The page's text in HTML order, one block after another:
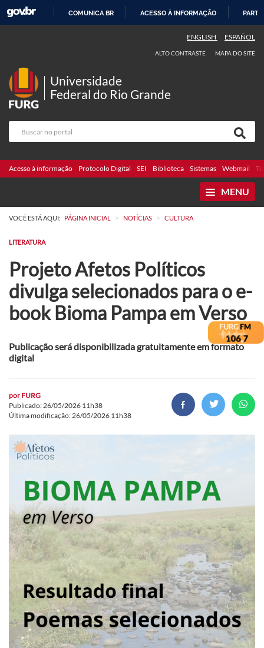
COMUNICA BR ACESSO À INFORMAÇÃO
ENGLISH ESPAÑOL
ALTO CONTRASTE MAPA DO SITE
Universidade
Federal do Rio Grande
Acesso à informação Protocolo Digital SEI Biblioteca Sistemas Webmail
MENU
VOCÊ ESTÁ AQUI: PÁGINA INICIAL > NOTÍCIAS > CULTURA
LITERATURA
Projeto Afetos Políticos
divulga selecionados para o e-
book Bioma Pampa em Verso
Publicação será disponibilizada gratuitamente em formato
digital
por FURG
Publicado: 26/05/2026 11h38
Última modificação: 26/05/2026 11h38